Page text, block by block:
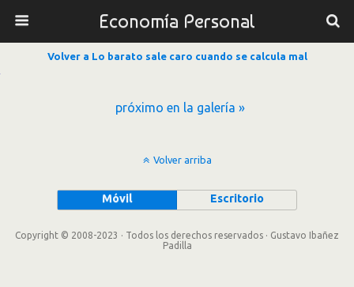
Economía Personal
Volver a Lo barato sale caro cuando se calcula mal
próximo en la galería »
Volver arriba
Móvil Escritorio
Copyright © 2008-2023 · Todos los derechos reservados · Gustavo Ibañez
Padilla